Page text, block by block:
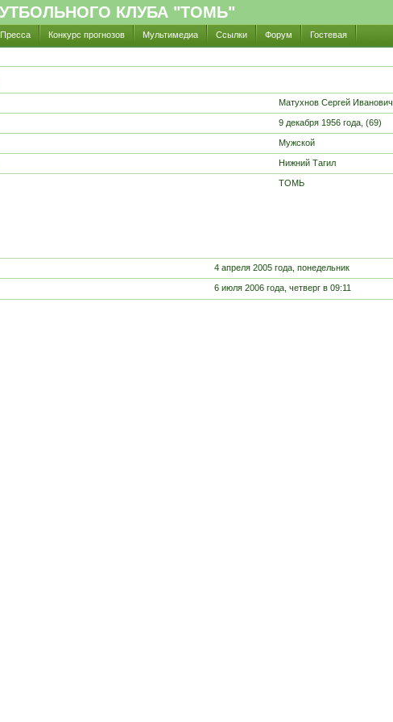
КЛУБА "ТОМЬ"
Пресса Конкурс прогнозов Мультимедиа Ссылки Форум Гостевая
Матухнов Сергей Иванович
9 декабря 1956 года, (69)
Мужской
Нижний Тагил
ТОМЬ
4 апреля 2005 года, понедельник
6 июля 2006 года, четверг в 09:11